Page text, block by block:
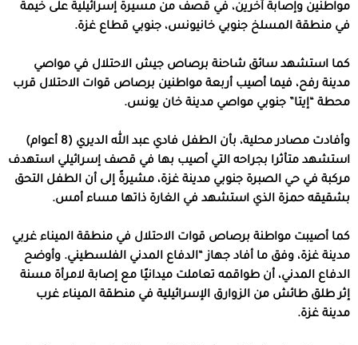
مواطنين وإصابة آخرين، في قصف من مسيرة إسرائيلية على خيمة
في منطقة المسلخ جنوبي خانيونس، جنوبي قطاع غزة.
كما استشهد سائق شاحنة برصاص جيش الاحتلال في مواصي
مدينة رفح، فيما أصيب أربعة مواطنين برصاص قوات الاحتلال قرب
محطة “إيتا” جنوبي مواصي مدينة خان يونس.
وأفادت مصادر محلية، بأن الطفل فادي عبد الله الديري (8 أعوام)
استشهد متأثرا بجراحه التي أصيب بها في قصف إسرائيلي استهدف
مركبة في حي الصبرة جنوبي مدينة غزة، مشيرةً إلى أن الطفل التحق
بشقيقه حمزة الذي استشهد في الغارة ذاتها مساء أمس.
كما أصيبت مواطنة برصاص قوات الاحتلال في منطقة الميناء غربي
مدينة غزة، وفق ما أفاد جهاز “الدفاع المدني الفلسطيني. وأوضح
الدفاع المدني، أن طواقمه تعاملت ميدانيًا مع إصابة لامرأة مسنة
إثر طلق طائش من الزوارق الإسرائيلية في منطقة الميناء غرب
مدينة غزة.